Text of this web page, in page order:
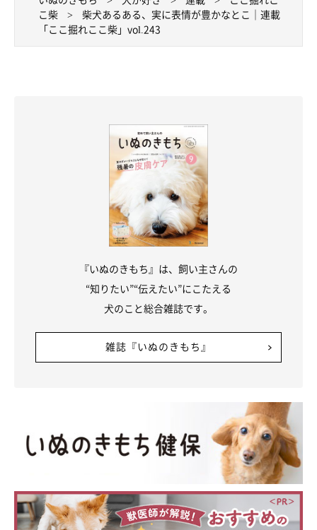
こ柴
柴犬あるある、実に表情が豊かなとこ｜連載
「ここ掘れここ柴」vol.243
『いぬのきもち』は、飼い主さんの
“知りたい”“伝えたい”にこたえる
犬のこと総合雑誌です。
雑誌『いぬのきもち』